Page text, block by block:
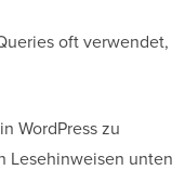
oft verwendet,
WordPress zu
Lesehinweisen unten